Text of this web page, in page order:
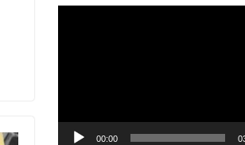
00:00